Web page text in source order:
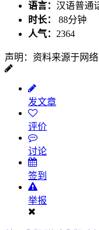
语言： 汉语普通
时长： 88分钟
人气： 2364
声明：资料来源于网
发文章
评价
讨论
签到
举报